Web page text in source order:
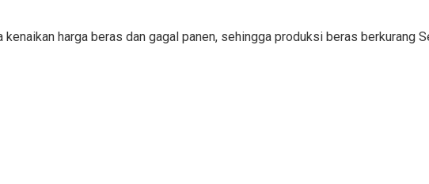
harga beras dan gagal panen, sehingga produksi beras berkurang